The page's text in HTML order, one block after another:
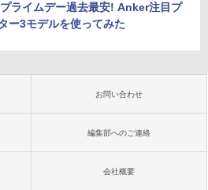
ライムデー過去最安! Anker注目プ
ー3モデルを使ってみた
お問い合わせ
編集部へのご連絡
会社概要